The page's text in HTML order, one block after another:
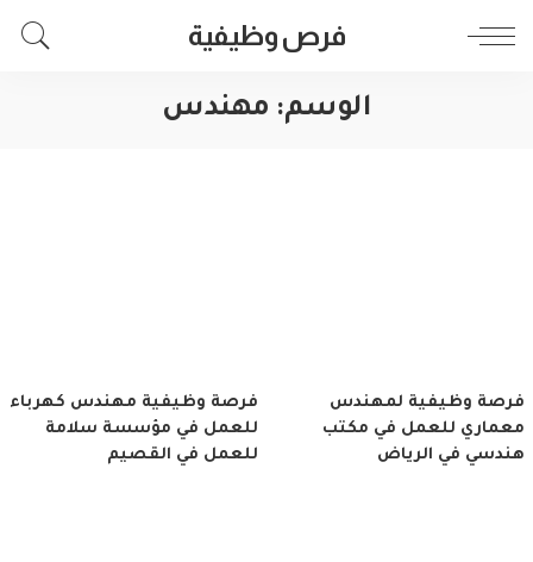
فرص وظيفية
الوسم: مهندس
فرصة وظيفية لمهندس
معماري للعمل في مكتب
هندسي في الرياض
فرصة وظيفية مهندس كهرباء
للعمل في مؤسسة سلامة
للعمل في القصيم